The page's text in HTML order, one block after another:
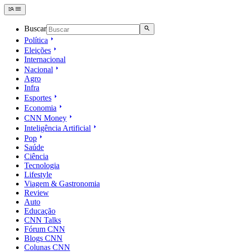
Buscar
Política
Eleições
Internacional
Nacional
Agro
Infra
Esportes
Economia
CNN Money
Inteligência Artificial
Pop
Saúde
Ciência
Tecnologia
Lifestyle
Viagem & Gastronomia
Review
Auto
Educação
CNN Talks
Fórum CNN
Blogs CNN
Colunas CNN